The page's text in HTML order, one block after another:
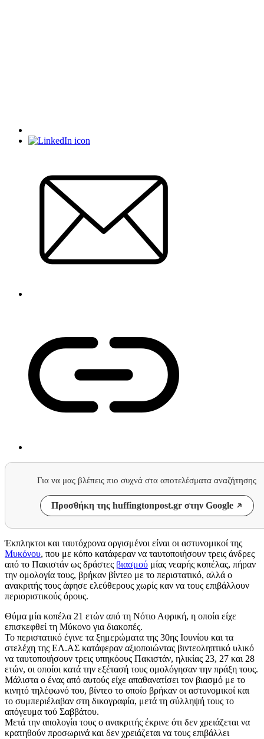
Για να μας βλέπεις πιο συχνά στα αποτελέσματα αναζήτησης
Προσθήκη της huffingtonpost.gr στην Google
Έκπληκτοι και ταυτόχρονα οργισμένοι είναι οι αστυνομικοί της
Μυκόνου, που με κόπο κατάφεραν να ταυτοποιήσουν τρεις άνδρες
από το Πακιστάν ως δράστες βιασμού μίας νεαρής κοπέλας, πήραν
την ομολογία τους, βρήκαν βίντεο με το περιστατικό, αλλά ο
ανακριτής τους άφησε ελεύθερους χωρίς καν να τους επιβάλλουν
περιοριστικούς όρους.
Θύμα μία κοπέλα 21 ετών από τη Νότιο Αφρική, η οποία είχε
επισκεφθεί τη Μύκονο για διακοπές.
Το περιστατικό έγινε τα ξημερώματα της 30ης Ιουνίου και τα
στελέχη της ΕΛ.ΑΣ κατάφεραν αξιοποιώντας βιντεοληπτικό υλικό
να ταυτοποιήσουν τρεις υπηκόους Πακιστάν, ηλικίας 23, 27 και 28
ετών, οι οποίοι κατά την εξέτασή τους ομολόγησαν την πράξη τους.
Μάλιστα ο ένας από αυτούς είχε απαθανατίσει τον βιασμό με το
κινητό τηλέφωνό του, βίντεο το οποίο βρήκαν οι αστυνομικοί και
το συμπεριέλαβαν στη δικογραφία, μετά τη σύλληψή τους το
απόγευμα τού Σαββάτου.
Μετά την απολογία τους ο ανακριτής έκρινε ότι δεν χρειάζεται να
κρατηθούν προσωρινά και δεν χρειάζεται να τους επιβάλλει